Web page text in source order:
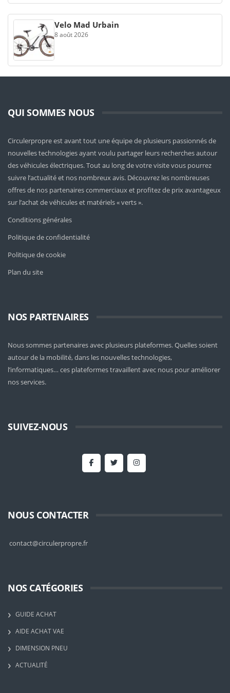
Velo Mad Urbain
8 août 2026
QUI SOMMES NOUS
Circulerpropre est avant tout une équipe de plusieurs passionnés de
nouvelles technologies ayant voulu partager leurs recherches autour
des véhicules électriques. Tout au long de votre visite vous pourrez
suivre l’actualité et nos nombreux avis. Découvrez les nombreuses
offres de nos partenaires commerciaux et profitez de prix avantageux
sur l’achat de véhicules et matériels « verts ».
Conditions générales
Politique de confidentialité
Politique de cookie
Plan du site
NOS PARTENAIRES
Nous sommes partenaires avec plusieurs plateformes. Quelles soient
autour de la mobilité, dans les nouvelles technologies,
l’informatiques… ces plateformes travaillent avec nous pour améliorer
nos services.
SUIVEZ-NOUS
NOUS CONTACTER
contact@circulerpropre.fr
NOS CATÉGORIES
GUIDE ACHAT
AIDE ACHAT VAE
DIMENSION PNEU
ACTUALITÉ